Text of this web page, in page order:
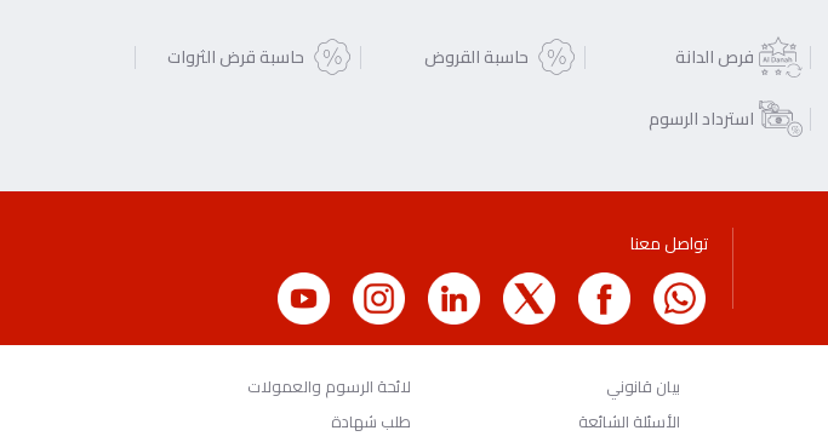
فرص الدانة حاسبة القروض
حاسبة قرض الثروات
استرداد الرسوم
تواصل معنا
بيان قانوني
لائحة الرسوم والعمولات
الأسئلة الشائعة طلب شهادة